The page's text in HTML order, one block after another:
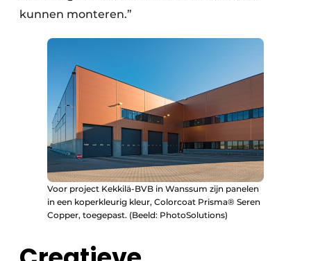
kunnen monteren.”
Voor project Kekkilä-BVB in Wanssum zijn panelen
in een koperkleurig kleur, Colorcoat Prisma® Seren
Copper, toegepast. (Beeld: PhotoSolutions)